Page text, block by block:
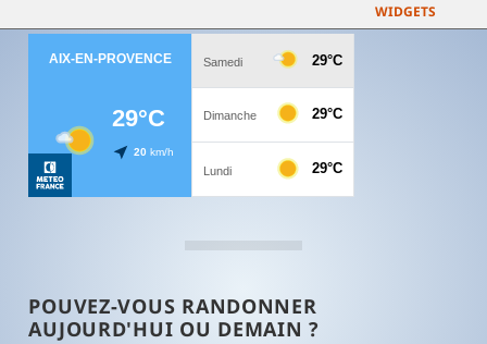
WIDGETS
POUVEZ-VOUS RANDONNER
AUJOURD'HUI OU DEMAIN ?